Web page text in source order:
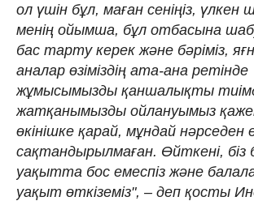
ол үшін бұл, маған сеніңіз, үлкен
менің ойымша, бұл отбасына
бас тарту керек және бәріміз,
аналар өзіміздің ата-ана ретінде
жұмысымызды қаншалықты
жатқанымызды ойлануымыз
өкінішке қарай, мұндай нәрседен
сақтандырылмаған. Өйткені, біз
уақытта бос емеспіз және
уақыт өткіземіз", – деп қосты